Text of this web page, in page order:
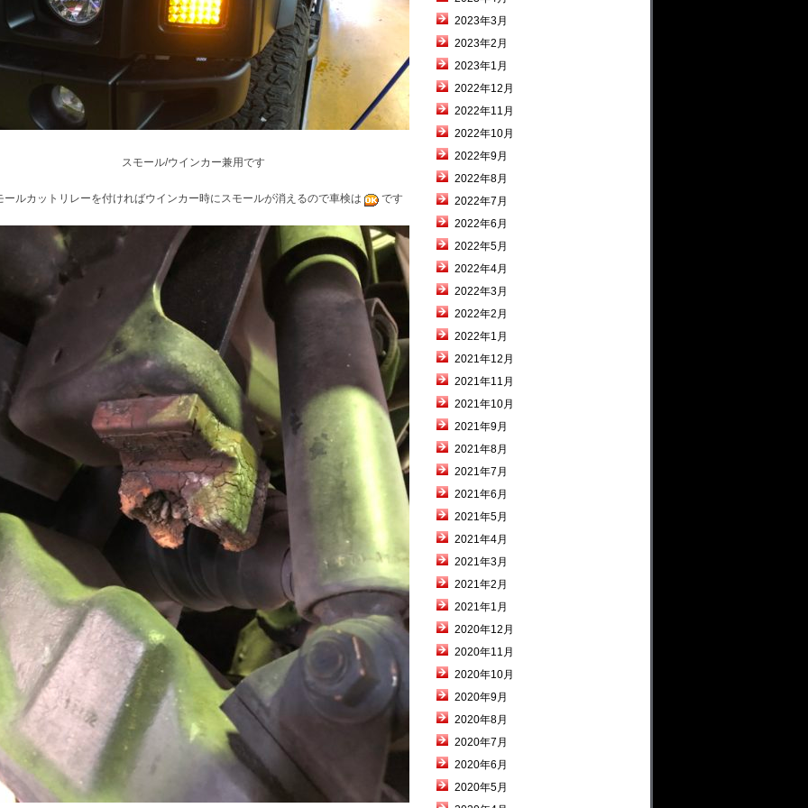
スモール/ウインカー兼用です
ールカットリレーを付ければウインカー時にスモールが消えるので車検は です
2023年3月
2023年2月
2023年1月
2022年12月
2022年11月
2022年10月
2022年9月
2022年8月
2022年7月
2022年6月
2022年5月
2022年4月
2022年3月
2022年2月
2022年1月
2021年12月
2021年11月
2021年10月
2021年9月
2021年8月
2021年7月
2021年6月
2021年5月
2021年4月
2021年3月
2021年2月
2021年1月
2020年12月
2020年11月
2020年10月
2020年9月
2020年8月
2020年7月
2020年6月
2020年5月